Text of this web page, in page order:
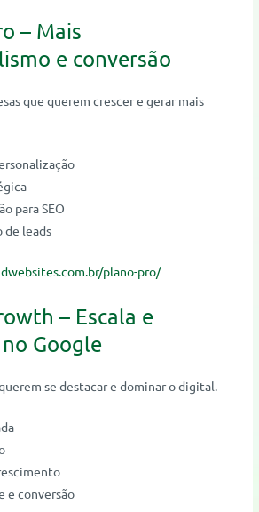
– Mais
e conversão
que querem crescer e gerar mais
para SEO
de leads
plano-pro/
– Escala e
Google
se destacar e dominar o digital.
e conversão